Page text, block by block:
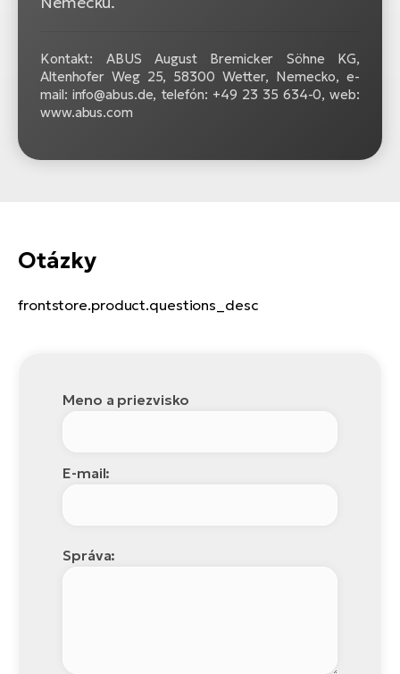
Kontakt: ABUS August Bremicker Söhne KG,
Altenhofer Weg 25, 58300 Wetter, Nemecko, e-
mail: info@abus.de, telefón: +49 23 35 634-0, web:
www.abus.com
Otázky
frontstore.product.questions_desc
Meno a priezvisko
E-mail:
Správa: